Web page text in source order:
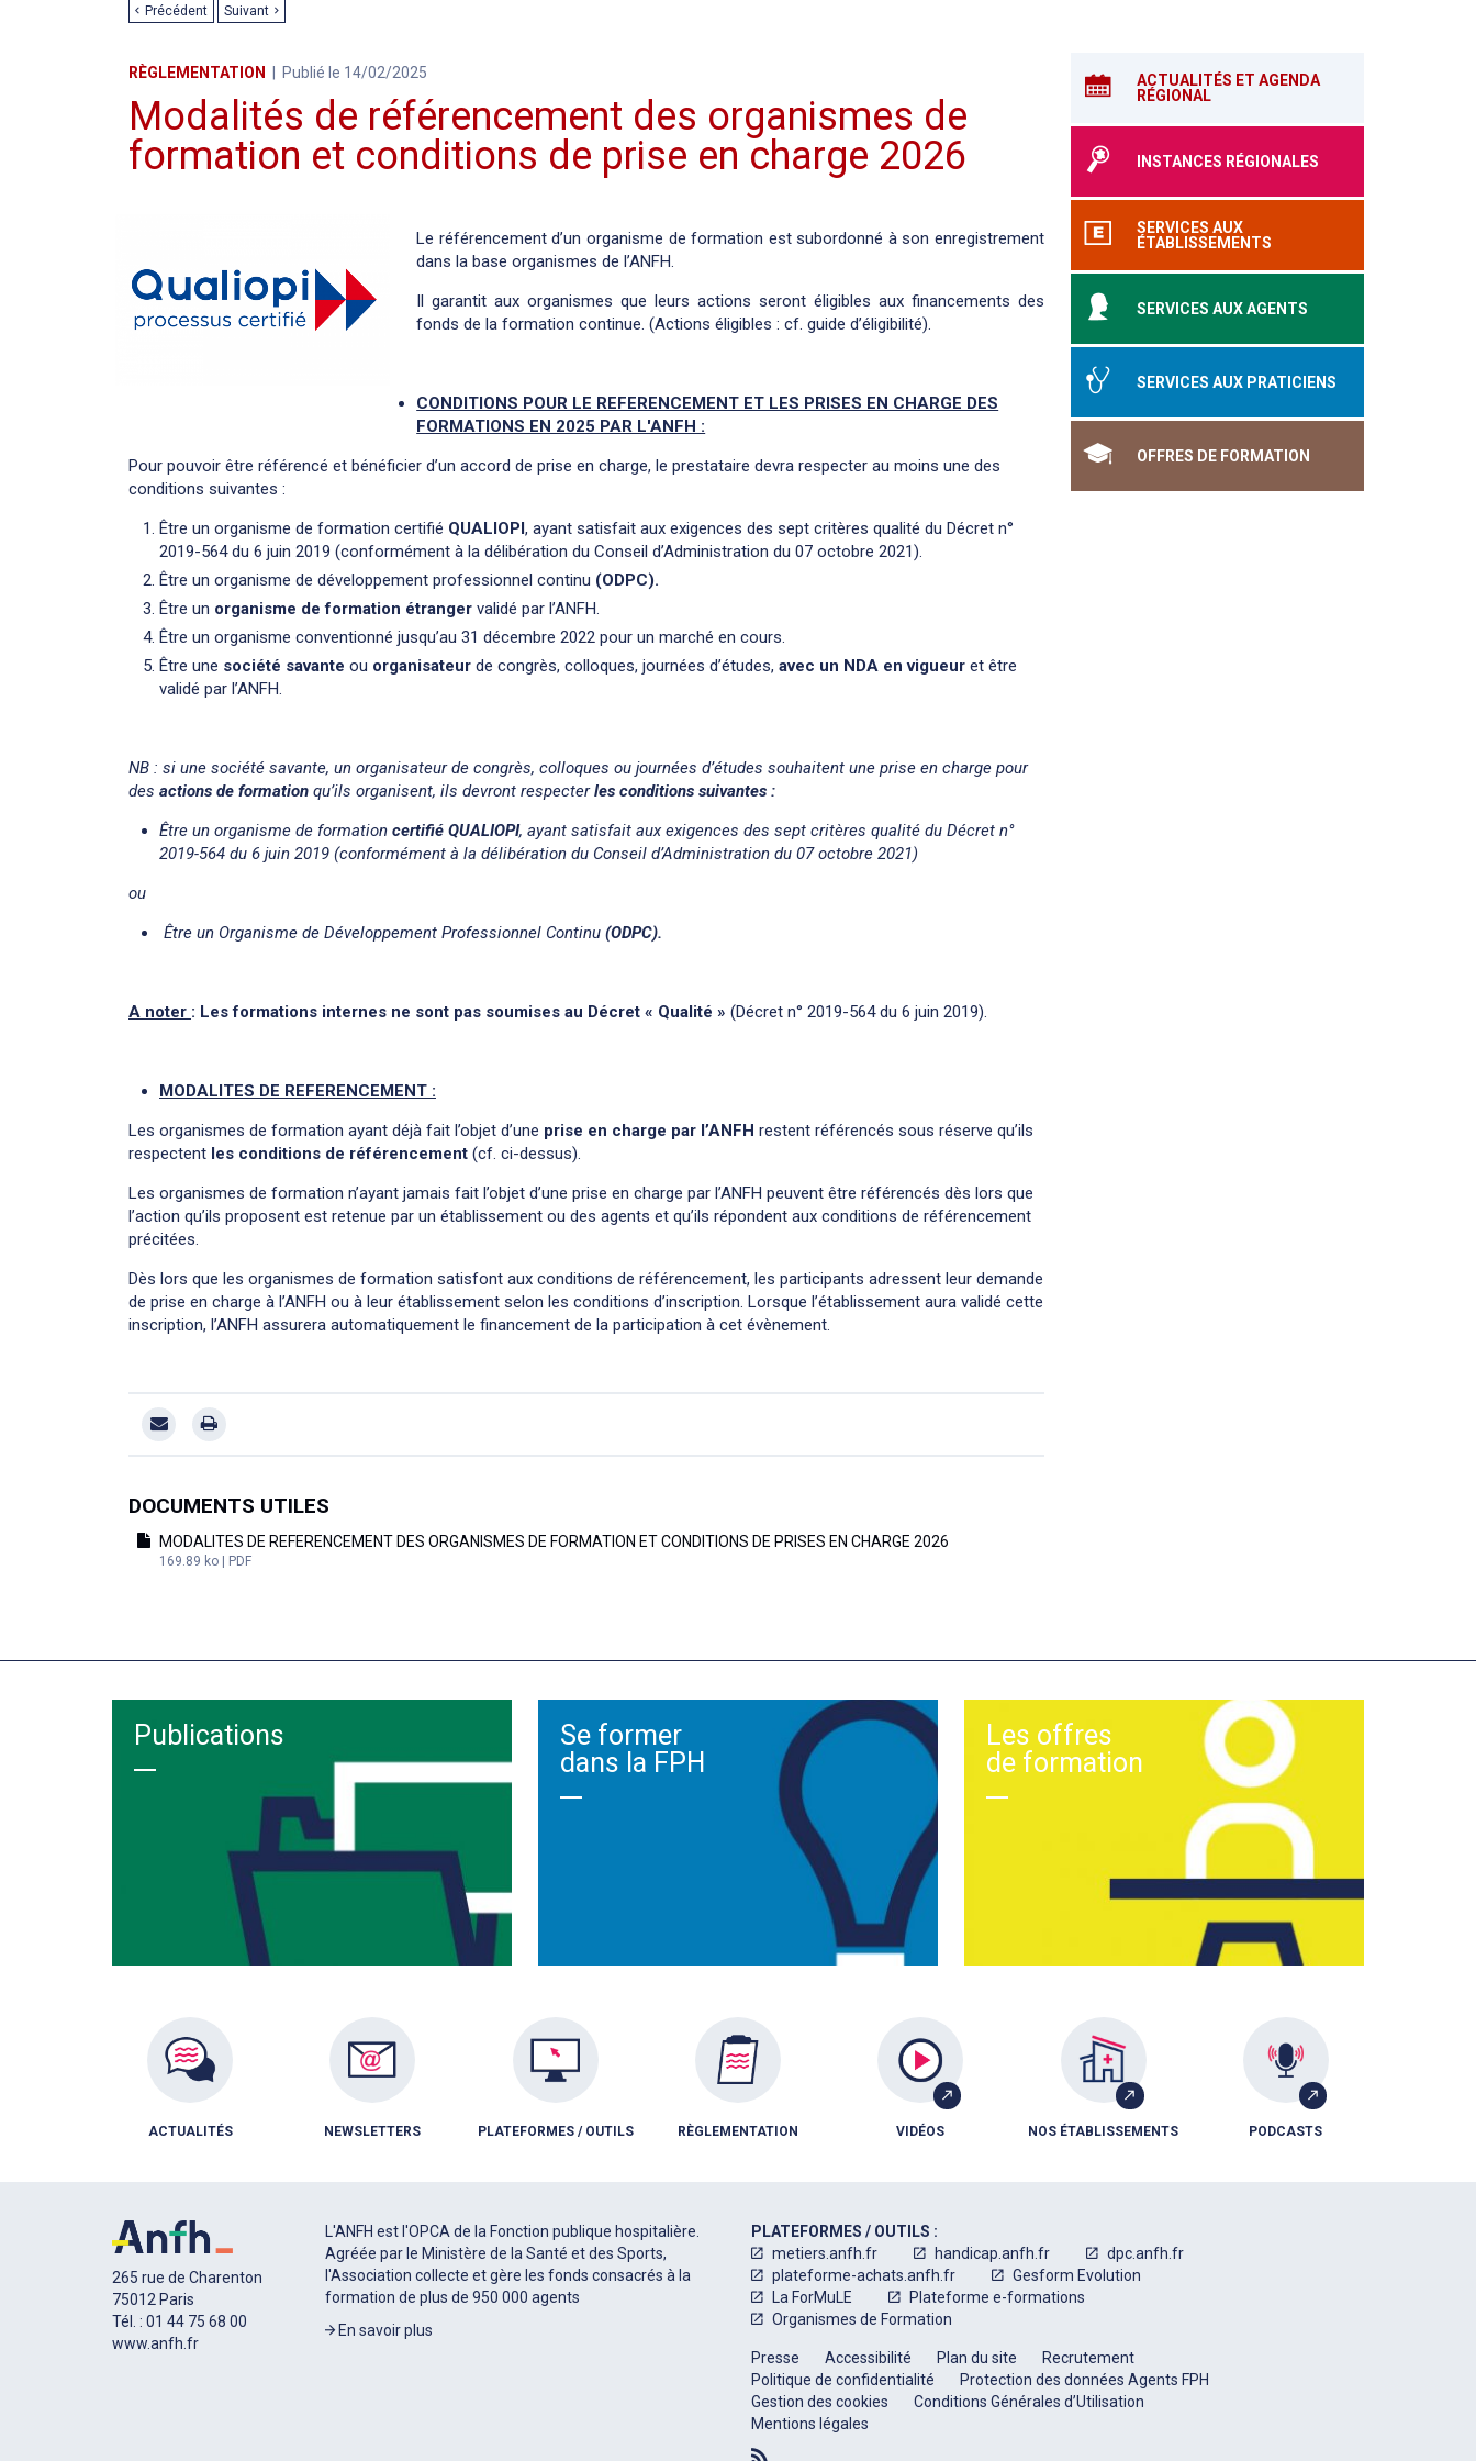
ACTUALITÉS ET AGENDA
RÉGIONAL
INSTANCES RÉGIONALES
SERVICES AUX
ÉTABLISSEMENTS
SERVICES AUX AGENTS
SERVICES AUX PRATICIENS
OFFRES DE FORMATION
Précédent Suivant
RÈGLEMENTATION Publié le 14/02/2025
Modalités de référencement des organismes de
formation et conditions de prise en charge 2026
Le référencement d’un organisme de formation est subordonné à son enregistrement
dans la base organismes de l’ANFH.
Il garantit aux organismes que leurs actions seront éligibles aux financements des
fonds de la formation continue. (Actions éligibles : cf. guide d’éligibilité).
CONDITIONS POUR LE REFERENCEMENT ET LES PRISES EN CHARGE DES
FORMATIONS EN 2025 PAR L'ANFH :
Pour pouvoir être référencé et bénéficier d’un accord de prise en charge, le prestataire devra respecter au moins une des
conditions suivantes :
Être un organisme de formation certifié QUALIOPI, ayant satisfait aux exigences des sept critères qualité du Décret n°
2019-564 du 6 juin 2019 (conformément à la délibération du Conseil d’Administration du 07 octobre 2021).
Être un organisme de développement professionnel continu (ODPC).
Être un organisme de formation étranger validé par l’ANFH.
Être un organisme conventionné jusqu’au 31 décembre 2022 pour un marché en cours.
Être une société savante ou organisateur de congrès, colloques, journées d’études, avec un NDA en vigueur et être
validé par l’ANFH.
NB : si une société savante, un organisateur de congrès, colloques ou journées d’études souhaitent une prise en charge pour
des actions de formation qu’ils organisent, ils devront respecterles conditions suivantes :
Être un organisme de formation certifié QUALIOPI, ayant satisfait aux exigences des sept critères qualité du Décret n°
2019-564 du 6 juin 2019 (conformément à la délibération du Conseil d’Administration du 07 octobre 2021)
ou
Être un Organisme de Développement Professionnel Continu (ODPC).
A noter : Les formations internes ne sont pas soumises au Décret « Qualité » (Décret n° 2019-564 du 6 juin 2019).
MODALITES DE REFERENCEMENT :
Les organismes de formation ayant déjà fait l’objet d’une prise en charge par l’ANFH restent référencés sous réserve qu’ils
respectent les conditions de référencement (cf. ci-dessus).
Les organismes de formation n’ayant jamais fait l’objet d’une prise en charge par l’ANFH peuvent être référencés dès lors que
l’action qu’ils proposent est retenue par un établissement ou des agents et qu’ils répondent aux conditions de référencement
précitées.
Dès lors que les organismes de formation satisfont aux conditions de référencement, les participants adressent leur demande
de prise en charge à l’ANFH ou à leur établissement selon les conditions d’inscription. Lorsque l’établissement aura validé cette
inscription, l’ANFH assurera automatiquement le financement de la participation à cet évènement.
DOCUMENTS UTILES
MODALITES DE REFERENCEMENT DES ORGANISMES DE FORMATION ET CONDITIONS DE PRISES EN CHARGE 2026
169.89 ko | PDF
Publications
Se former
dans la FPH
Les offres
de formation
ACTUALITÉS NEWSLETTERS PLATEFORMES / OUTILS RÈGLEMENTATION VIDÉOS NOS ÉTABLISSEMENTS PODCASTS
265 rue de Charenton
75012 Paris
Tél. : 01 44 75 68 00
www.anfh.fr
L'ANFH est l'OPCA de la Fonction publique hospitalière.
Agréée par le Ministère de la Santé et des Sports,
l'Association collecte et gère les fonds consacrés à la
formation de plus de 950 000 agents
En savoir plus
PLATEFORMES / OUTILS :
metiers.anfh.fr
handicap.anfh.fr
dpc.anfh.fr
plateforme-achats.anfh.fr
Gesform Evolution
La ForMuLE
Plateforme e-formations
Organismes de Formation
Presse Accessibilité Plan du site
Recrutement
Politique de confidentialité
Protection des données Agents FPH
Gestion des cookies
Conditions Générales d’Utilisation
Mentions légales